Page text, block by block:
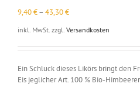
9,40€– 43,30€
inkl. MwSt. zzgl. Versandkosten
Ein Schluck dieses Likörs bringt den
Eis jeglicher Art. 100 % Bio-